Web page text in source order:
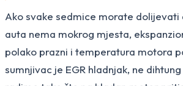
Ako svake sedmice morate
auta nema mokrog mjesta,
polako prazni i temperatura motora
sumnjivac je EGR hladnjak, ne